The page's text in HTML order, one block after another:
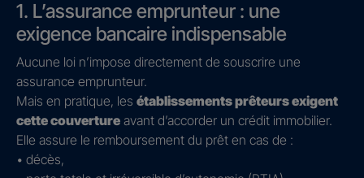
1. L’assurance emprunteur : une
exigence bancaire indispensable
Aucune loi n’impose directement de souscrire une
assurance emprunteur.
Mais en pratique, les établissements prêteurs exigent
cette couverture avant d’accorder un crédit immobilier.
Elle assure le remboursement du prêt en cas de :
• décès,